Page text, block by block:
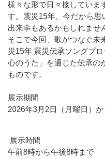
様々な形で日々接していま
す。震災15年、今だから思
出来事もあるかもしれませ
そこで今回、歌がつなぐ未
災15年 震災伝承ソングプ
心のうた」を通じた伝承の
ものです。
展示期間
2026年3月2日（月曜日）
展示時間
午前8時から午後8時まで